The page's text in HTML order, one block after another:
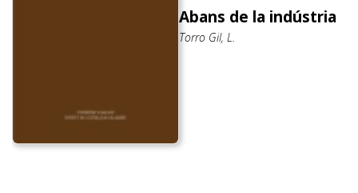
Abans de la indústria
Torro Gil, L.